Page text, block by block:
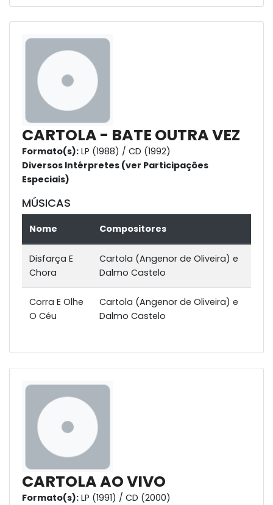
CARTOLA - BATE OUTRA VEZ
Formato(s): LP (1988) / CD (1992)
Diversos Intérpretes (ver Participações
Especiais)
MÚSICAS
Nome Compositores
Disfarça E
Chora
Cartola (Angenor de Oliveira) e
Dalmo Castelo
Corra E Olhe
O Céu
Cartola (Angenor de Oliveira) e
Dalmo Castelo
CARTOLA AO VIVO
Formato(s): LP (1991) / CD (2000)